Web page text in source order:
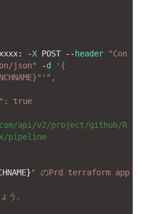
: -X POST -- header
"Con
json"
-d
'{
'",
true
api/v2/project/github/R
pipeline
}" のPrd terraform app
う。